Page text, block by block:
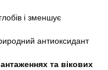
і зменшує
антиоксидант
та вікових